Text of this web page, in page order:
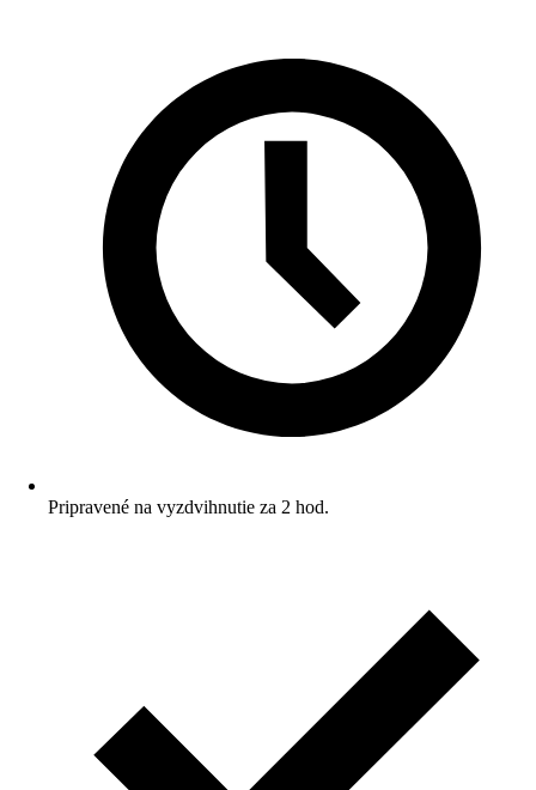
Pripravené na vyzdvihnutie za 2 hod.